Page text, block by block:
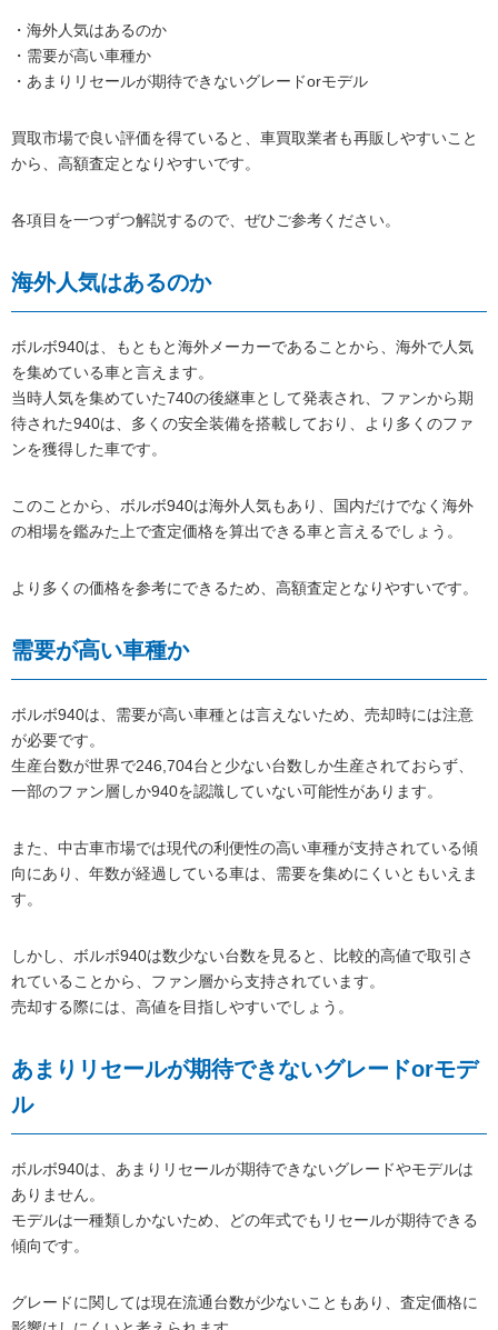
・海外人気はあるのか
・需要が高い車種か
・あまりリセールが期待できないグレードorモデル
買取市場で良い評価を得ていると、車買取業者も再販しやすいこと
から、高額査定となりやすいです。
各項目を一つずつ解説するので、ぜひご参考ください。
海外人気はあるのか
ボルボ940は、もともと海外メーカーであることから、海外で人気
を集めている車と言えます。
当時人気を集めていた740の後継車として発表され、ファンから期
待された940は、多くの安全装備を搭載しており、より多くのファ
ンを獲得した車です。
このことから、ボルボ940は海外人気もあり、国内だけでなく海外
の相場を鑑みた上で査定価格を算出できる車と言えるでしょう。
より多くの価格を参考にできるため、高額査定となりやすいです。
需要が高い車種か
ボルボ940は、需要が高い車種とは言えないため、売却時には注意
が必要です。
生産台数が世界で246,704台と少ない台数しか生産されておらず、
一部のファン層しか940を認識していない可能性があります。
また、中古車市場では現代の利便性の高い車種が支持されている傾
向にあり、年数が経過している車は、需要を集めにくいともいえま
す。
しかし、ボルボ940は数少ない台数を見ると、比較的高値で取引さ
れていることから、ファン層から支持されています。
売却する際には、高値を目指しやすいでしょう。
あまりリセールが期待できないグレードorモデ
ル
ボルボ940は、あまりリセールが期待できないグレードやモデルは
ありません。
モデルは一種類しかないため、どの年式でもリセールが期待できる
傾向です。
グレードに関しては現在流通台数が少ないこともあり、査定価格に